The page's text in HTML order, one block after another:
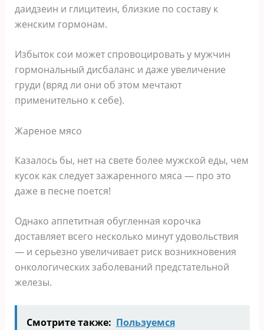
даидзеин и глицитеин, близкие по составу к
женским гормонам.
Избыток сои может спровоцировать у мужчин
гормональный дисбаланс и даже увеличение
груди (вряд ли они об этом мечтают
применительно к себе).
Жареное мясо
Казалось бы, нет на свете более мужской еды, чем
кусок как следует зажаренного мяса — про это
даже в песне поется!
Однако аппетитная обугленная корочка
доставляет всего несколько минут удовольствия
— и серьезно увеличивает риск возникновения
онкологических заболеваний предстательной
железы.
Смотрите также: Пользуемся